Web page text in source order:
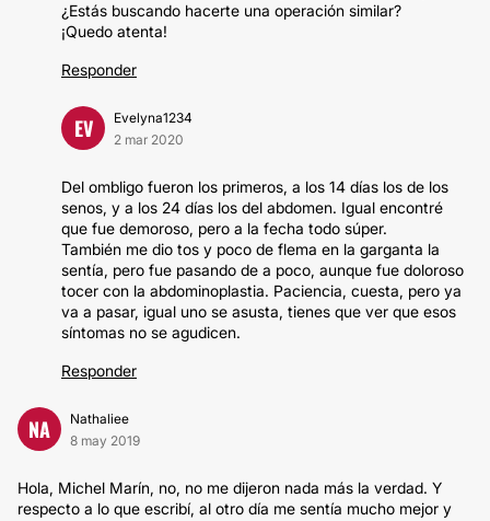
¿Estás buscando hacerte una operación similar?
¡Quedo atenta!
Responder
EV
Evelyna1234
2 mar 2020
Del ombligo fueron los primeros, a los 14 días los de los
senos, y a los 24 días los del abdomen. Igual encontré
que fue demoroso, pero a la fecha todo súper.
También me dio tos y poco de flema en la garganta la
sentía, pero fue pasando de a poco, aunque fue doloroso
tocer con la abdominoplastia. Paciencia, cuesta, pero ya
va a pasar, igual uno se asusta, tienes que ver que esos
síntomas no se agudicen.
Responder
NA
Nathaliee
8 may 2019
Hola, Michel Marín, no, no me dijeron nada más la verdad. Y
respecto a lo que escribí, al otro día me sentía mucho mejor y